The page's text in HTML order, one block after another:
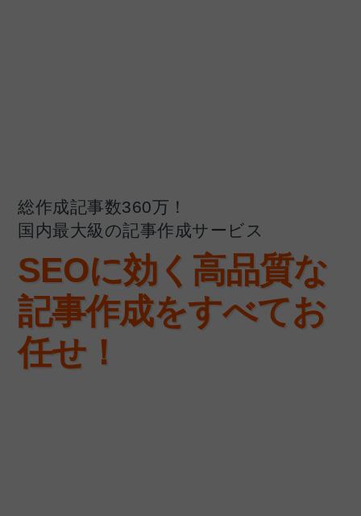
総作成記事数360万！
国内最大級の記事作成サービス
SEOに効く高品質な
記事作成をすべてお
任せ！